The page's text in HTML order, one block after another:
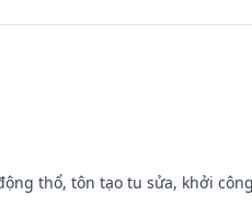
thổ, tôn tạo tu sửa, khởi